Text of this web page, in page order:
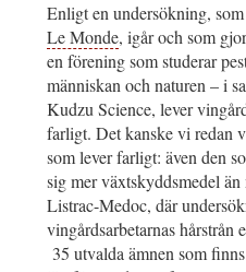
Enligt en undersökning, som
Le Monde, igår och som
en förening som studerar
människan och naturen – i
Kudzu Science, lever
farligt. Det kanske vi redan
som lever farligt: även den
sig mer växtskyddsmedel
Listrac-Medoc, där
vingårdsarbetarnas hårstrån
35 utvalda ämnen som